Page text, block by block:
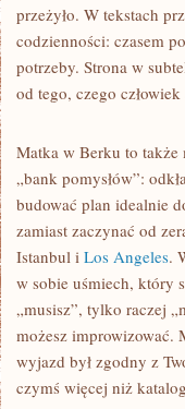
przeżyło. W tekstach
codzienności: czasem
potrzeby. Strona w
od tego, czego
Matka w Berku to także
„bank pomysłów”:
budować plan idealnie
zamiast zaczynać od
Istanbul i Los Angeles.
w sobie uśmiech, który
„musisz”, tylko raczej
możesz improwizować.
wyjazd był zgodny z
czymś więcej niż